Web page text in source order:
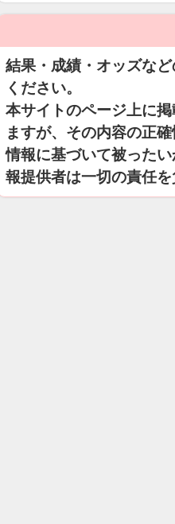
結果・成績・オッズな
ください。
本サイトのページ上に
ますが、その内容の正
情報に基づいて被った
報提供者は一切の責任を